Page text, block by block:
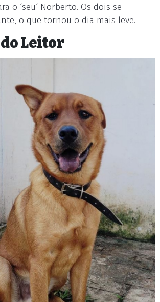
o ‘seu‘ Norberto. Os dois se
o que tornou o dia mais leve.
Leitor